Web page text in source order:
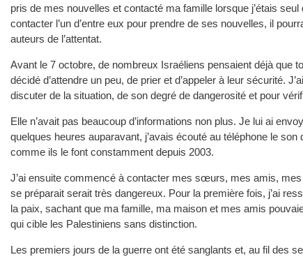
pris de mes nouvelles et contacté ma famille lorsque j’étais
contacter l’un d’entre eux pour prendre de ses nouvelles, il
auteurs de l’attentat.
Avant le 7 octobre, de nombreux Israéliens pensaient déjà que
décidé d’attendre un peu, de prier et d’appeler à leur sécurité.
discuter de la situation, de son degré de dangerosité et pour
Elle n’avait pas beaucoup d’informations non plus. Je lui ai
quelques heures auparavant, j’avais écouté au téléphone le
comme ils le font constamment depuis 2003.
J’ai ensuite commencé à contacter mes sœurs, mes amis,
se préparait serait très dangereux. Pour la première fois, j’ai
la paix, sachant que ma famille, ma maison et mes amis
qui cible les Palestiniens sans distinction.
Les premiers jours de la guerre ont été sanglants et, au fil des